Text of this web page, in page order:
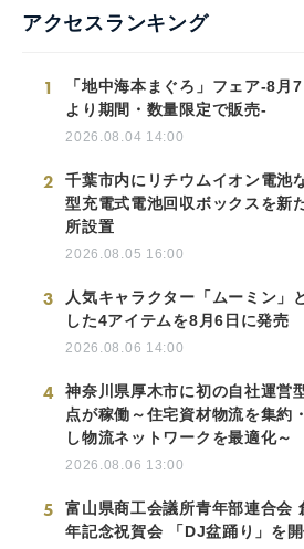
アクセスランキング
1
「地中海本まぐろ」フェア-8月7
より期間・数量限定で販売-
2026.08.04 14:00
2
千葉市内にリチウムイオン電池
型充電式電池回収ボックスを新
所設置
2026.08.05 16:00
3
人気キャラクター「ムーミン」
した4アイテムを8月6日に発売
2026.08.06 14:00
4
神奈川県厚木市に初の自社運営
点が稼働～住宅資材物流を集約
し物流ネットワークを最適化～
2026.08.06 13:00
5
富山県商工会議所青年部連合会
年記念祝賀会 「DJ盆踊り」を